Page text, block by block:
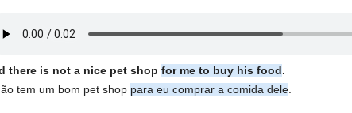
there is not a nice pet shop for me to buy his food.
tem um bom pet shop para eu comprar a comida dele.